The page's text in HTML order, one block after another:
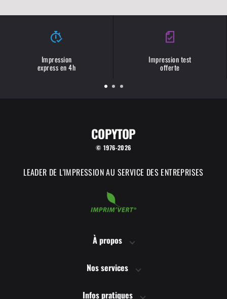
Impression
express en 4h
Impression test
offerte
COPYTOP
© 1976-2026
LEADER DE L'IMPRESSION AU SERVICE DES ENTREPRISES
À propos
Nos services
Infos pratiques